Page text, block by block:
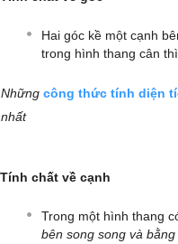
Hai góc kề một cạnh
trong hình thang cân
Những công thức tính diện
nhất
Tính chất về cạnh
Trong một hình thang
bên song song và